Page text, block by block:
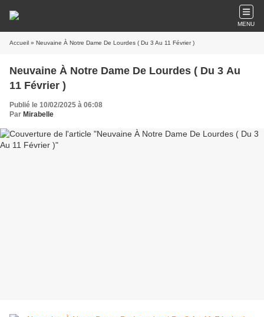
MENU
Accueil » Neuvaine À Notre Dame De Lourdes ( Du 3 Au 11 Février )
Neuvaine À Notre Dame De Lourdes ( Du 3 Au
11 Février )
Publié le 10/02/2025 à 06:08
Par Mirabelle